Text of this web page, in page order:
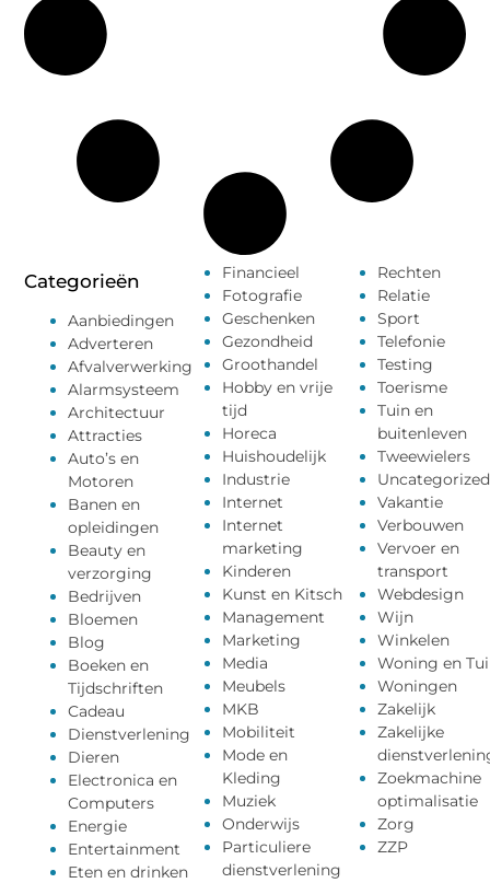
Categorieën
Aanbiedingen
Adverteren
Afvalverwerking
Alarmsysteem
Architectuur
Attracties
Auto’s en
Motoren
Banen en
opleidingen
Beauty en
verzorging
Bedrijven
Bloemen
Blog
Boeken en
Tijdschriften
Cadeau
Dienstverlening
Dieren
Electronica en
Computers
Energie
Entertainment
Eten en drinken
Financieel
Fotografie
Geschenken
Gezondheid
Groothandel
Hobby en vrije
tijd
Horeca
Huishoudelijk
Industrie
Internet
Internet
marketing
Kinderen
Kunst en Kitsch
Management
Marketing
Media
Meubels
MKB
Mobiliteit
Mode en
Kleding
Muziek
Onderwijs
Particuliere
dienstverlening
Rechten
Relatie
Sport
Telefonie
Testing
Toerisme
Tuin en
buitenleven
Tweewielers
Uncategorized
Vakantie
Verbouwen
Vervoer en
transport
Webdesign
Wijn
Winkelen
Woning en
Woningen
Zakelijk
Zakelijke
Zoekmachine
optimalisatie
Zorg
ZZP